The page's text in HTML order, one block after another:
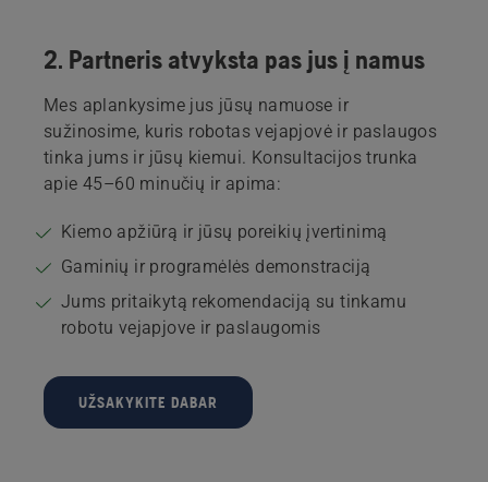
2. Partneris atvyksta pas jus į namus
Mes aplankysime jus jūsų namuose ir
sužinosime, kuris robotas vejapjovė ir paslaugos
tinka jums ir jūsų kiemui. Konsultacijos trunka
apie 45–60 minučių ir apima:
Kiemo apžiūrą ir jūsų poreikių įvertinimą
Gaminių ir programėlės demonstraciją
Jums pritaikytą rekomendaciją su tinkamu
robotu vejapjove ir paslaugomis
UŽSAKYKITE DABAR